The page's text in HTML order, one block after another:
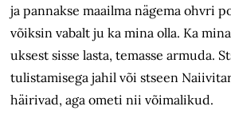
ja pannakse maailma nägema ohvri
võiksin vabalt ju ka mina olla. Ka
uksest sisse lasta, temasse armuda.
tulistamisega jahil või stseen
häirivad, aga ometi nii võimalikud.